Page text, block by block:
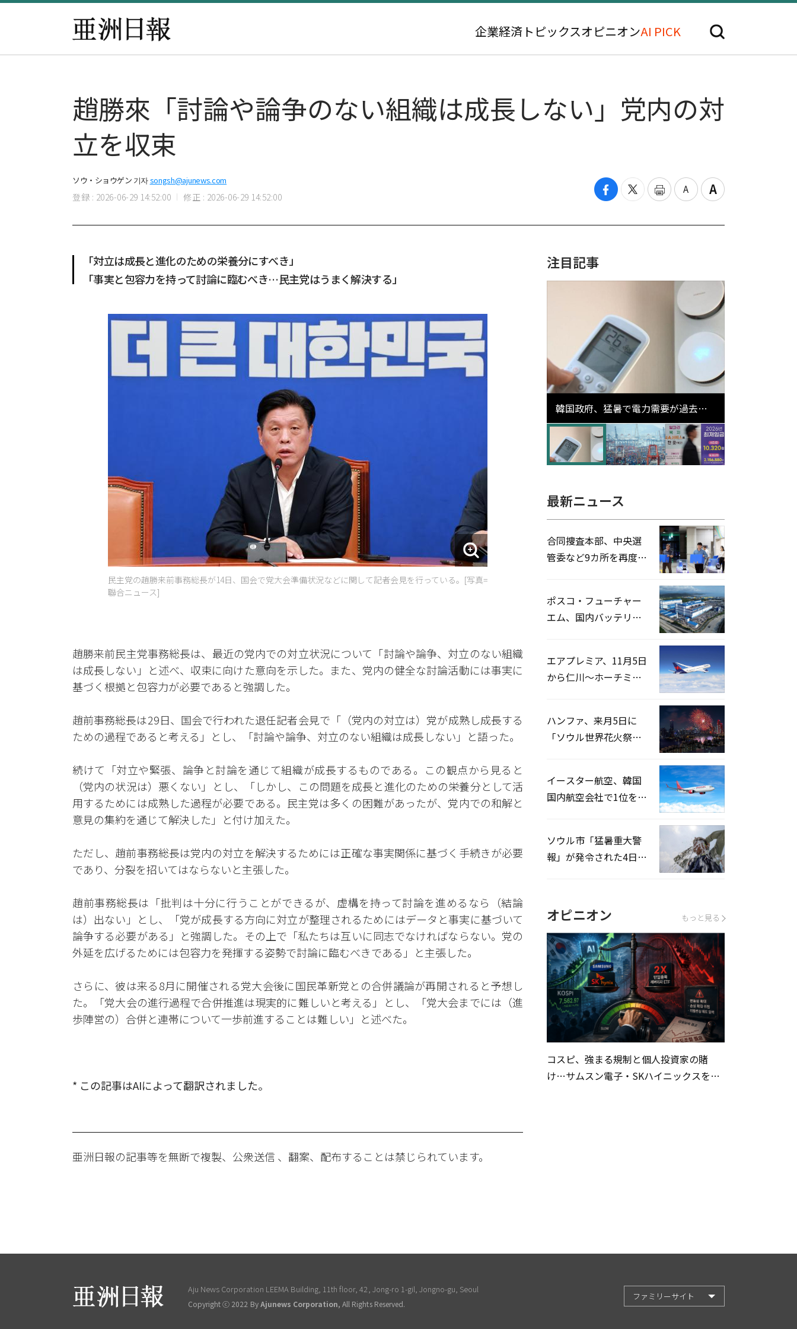
企業経済 トピックスオピニオンAI PICK
趙勝來「討論や論争のない組織は成長しない」党内の対
立を収束
ソウ・ショウゲン 기자songsh@ajunews.com
登録 : 2026-06-29 14:52:00 修正 : 2026-06-29 14:52:00
「対立は成長と進化のための栄養分にすべき」
「事実と包容力を持って討論に臨むべき…民主党はうまく解決する」
民主党の趙勝来前事務総長が14日、国会で党大会準備状況などに関して記者会見を行っている。[写真=
聯合ニュース]
趙勝来前民主党事務総長は、最近の党内での対立状況について「討論や論争、対立のない組織
は成長しない」と述べ、収束に向けた意向を示した。また、党内の健全な討論活動には事実に
基づく根拠と包容力が必要であると強調した。
趙前事務総長は29日、国会で行われた退任記者会見で「（党内の対立は）党が成熟し成長する
ための過程であると考える」とし、「討論や論争、対立のない組織は成長しない」と語った。
続けて「対立や緊張、論争と討論を通じて組織が成長するものである。この観点から見ると
（党内の状況は）悪くない」とし、「しかし、この問題を成長と進化のための栄養分として活
用するためには成熟した過程が必要である。民主党は多くの困難があったが、党内での和解と
意見の集約を通じて解決した」と付け加えた。
ただし、趙前事務総長は党内の対立を解決するためには正確な事実関係に基づく手続きが必要
であり、分裂を招いてはならないと主張した。
趙前事務総長は「批判は十分に行うことができるが、虚構を持って討論を進めるなら（結論
は）出ない」とし、「党が成長する方向に対立が整理されるためにはデータと事実に基づいて
論争する必要がある」と強調した。その上で「私たちは互いに同志でなければならない。党の
外延を広げるためには包容力を発揮する姿勢で討論に臨むべきである」と主張した。
さらに、彼は来る8月に開催される党大会後に国民革新党との合併議論が再開されると予想し
た。「党大会の進行過程で合併推進は現実的に難しいと考える」とし、「党大会までには（進
歩陣営の）合併と連帯について一歩前進することは難しい」と述べた。
* この記事はAIによって翻訳されました。
亜洲日報の記事等を無断で複製、公衆送信 、翻案、配布することは禁じられています。
注目記事
韓国政府、猛暑で電力需要が過去最
高更新の可能性に需給対応体制を点
検
最新ニュース
合同捜査本部、中央選
管委など9カ所を再度家
ポスコ・フューチャー
エム、国内バッテリー
エアプレミア、11月5日
から仁川〜ホーチミン
ハンファ、来月5日に
「ソウル世界花火祭り
イースター航空、韓国
国内航空会社で1位を記
ソウル市「猛暑重大警
報」が発令された4日、
オピニオン もっと見る
コスピ、強まる規制と個人投資家の賭
け…サムスン電子・SKハイニックスを巡
ファミリーサイト
Aju News Corporation LEEMA Building, 11th floor, 42, Jong-ro 1-gil, Jongno-gu, Seoul
Copyright ⓒ 2022 ByAjunews Corporation, All Rights Reserved.